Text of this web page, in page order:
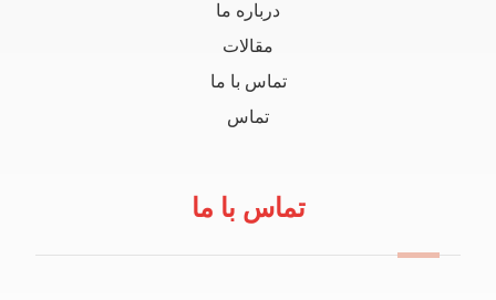
درباره ما
مقالات
تماس با ما
تماس
تماس با ما